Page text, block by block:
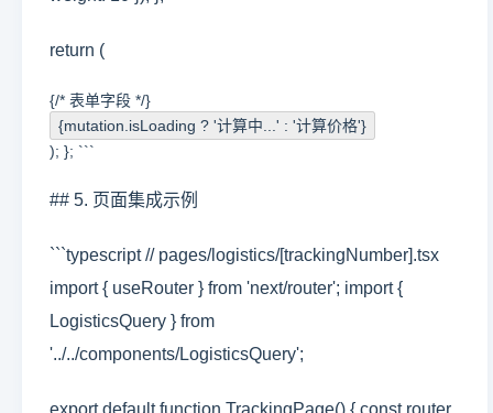
return (
{/* 表单字段 */}
{mutation.isLoading ? '计算中...' : '计算价格'}
); }; ```
## 5. 页面集成示例
```typescript // pages/logistics/[trackingNumber].tsx
import { useRouter } from 'next/router'; import {
LogisticsQuery } from
'../../components/LogisticsQuery';
export default function TrackingPage() { const router